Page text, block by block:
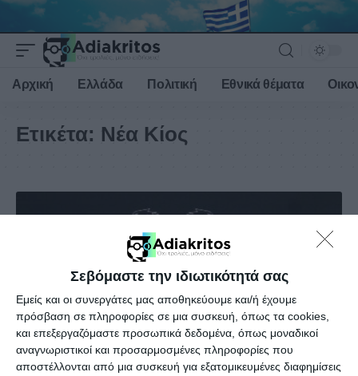
Σεβόμαστε την ιδιωτικότητά σας
Εμείς και οι συνεργάτες μας αποθηκεύουμε και/ή έχουμε
πρόσβαση σε πληροφορίες σε μια συσκευή, όπως τα cookies,
και επεξεργαζόμαστε προσωπικά δεδομένα, όπως μοναδικοί
αναγνωριστικοί και προσαρμοσμένες πληροφορίες που
αποστέλλονται από μια συσκευή για εξατομικευμένες διαφημίσεις
Αρχική Ελλάδα Πολιτική Εθνικά θέματα
Ετικέτα: Νέα Κίος